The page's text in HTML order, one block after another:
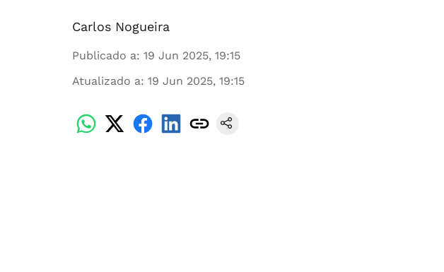
Carlos Nogueira
Publicado a: 19 Jun 2025, 19:15
Atualizado a: 19 Jun 2025, 19:15